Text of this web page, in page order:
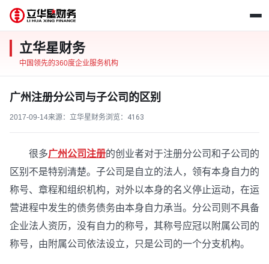
立华星财务
中国领先的360度企业服务机构
广州注册分公司与子公司的区别
2017-09-14来源：立华星财务浏览： 4163
很多广州公司注册的创业者对于注册分公司和子公司的
区别不是特别清楚。子公司是自立的法人，领有本身自力的
称号、章程和组织机构，对外以本身的名义停止运动，在运
营进程中发生的债务债务由本身自力承当。分公司则不具备
企业法人资历，没有自力的称号，其称号应冠以附属公司的
称号，由附属公司依法设立，只是公司的一个分支机构。